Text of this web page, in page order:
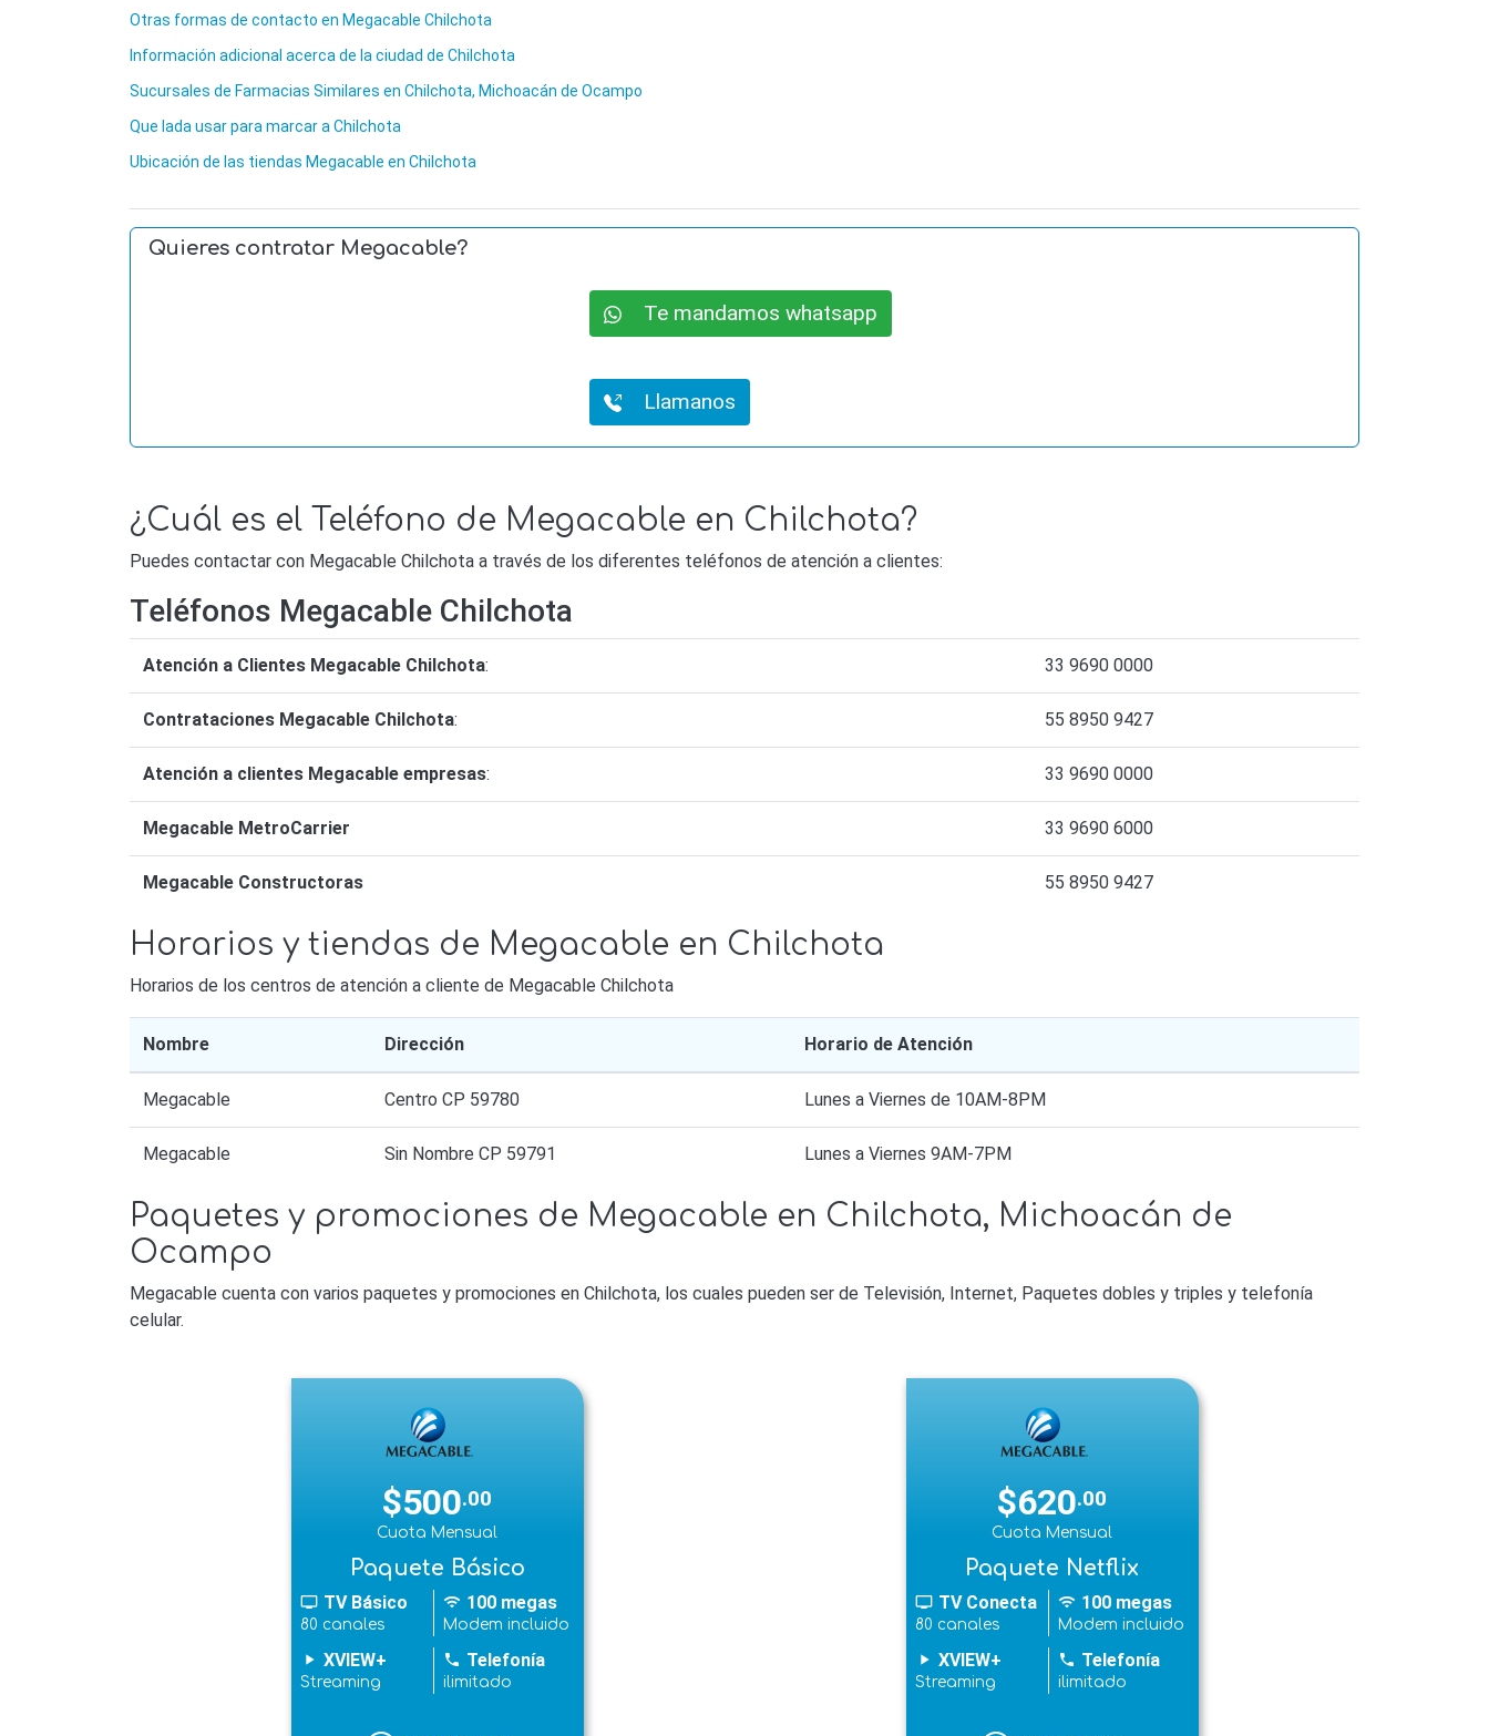
Otras formas de contacto en Megacable Chilchota
Información adicional acerca de la ciudad de Chilchota
Sucursales de Farmacias Similares en Chilchota, Michoacán de Ocampo
Que lada usar para marcar a Chilchota
Ubicación de las tiendas Megacable en Chilchota
Quieres contratar Megacable?
Te mandamos whatsapp
Llamanos
¿Cuál es el Teléfono de Megacable en Chilchota?
Puedes contactar con Megacable Chilchota a través de los diferentes teléfonos de atención a clientes:
Teléfonos Megacable Chilchota
Atención a Clientes Megacable Chilchota: 33 9690 0000
Contrataciones Megacable Chilchota: 55 8950 9427
Atención a clientes Megacable empresas: 33 9690 0000
Megacable MetroCarrier 33 9690 6000
Megacable Constructoras 55 8950 9427
Horarios y tiendas de Megacable en Chilchota
Horarios de los centros de atención a cliente de Megacable Chilchota
Nombre Dirección Horario de Atención
Megacable Centro CP 59780 Lunes a Viernes de 10AM-8PM
Megacable Sin Nombre CP 59791 Lunes a Viernes 9AM-7PM
Paquetes y promociones de Megacable en Chilchota, Michoacán de
Ocampo
Megacable cuenta con varios paquetes y promociones en Chilchota, los cuales pueden ser de Televisión, Internet, Paquetes dobles y triples y telefonía
celular.
$500.00
Cuota Mensual
Paquete Básico
tv TV Básico
80 canales
wifi 100 megas
Modem incluido
play_arrow XVIEW+
Streaming
phone Telefonía
ilimitado
$620.00
Cuota Mensual
Paquete Netflix
tv TV Conecta
80 canales
wifi 100 megas
Modem incluido
play_arrow XVIEW+
Streaming
phone Telefonía
ilimitado